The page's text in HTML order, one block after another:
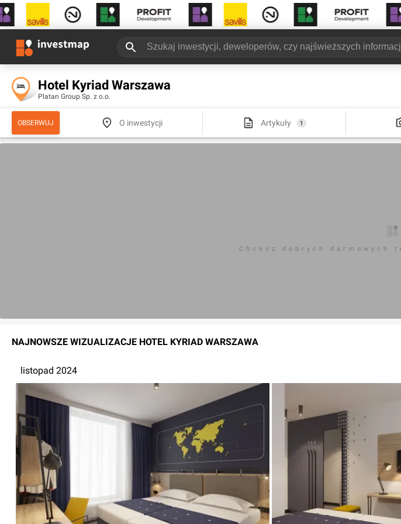
Hotel Kyriad Warszawa
Platan Group Sp. z o.o.
OBSERWUJ O inwestycji Artykuły 1
Chcesz dobrych darmowych
NAJNOWSZE WIZUALIZACJE HOTEL KYRIAD WARSZAWA
listopad 2024